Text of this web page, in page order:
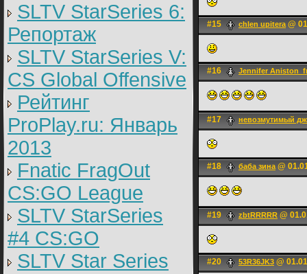
SLTV StarSeries 6:
Репортаж
SLTV StarSeries V:
CS Global Offensive
Рейтинг
ProPlay.ru: Январь
2013
Fnatic FragOut
CS:GO League
SLTV StarSeries
#4 CS:GO
SLTV Star Series
#15 chlen upitera@
#16 Jennifer
#17 невозмутимый
#18 баба зина@
#19 zbtRRRRR @
#20 53R36JK3 @